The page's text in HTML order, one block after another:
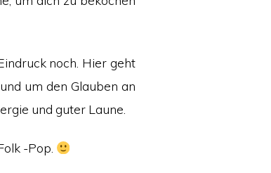
noch. Hier geht
um den Glauben an
und guter Laune.
-Pop.